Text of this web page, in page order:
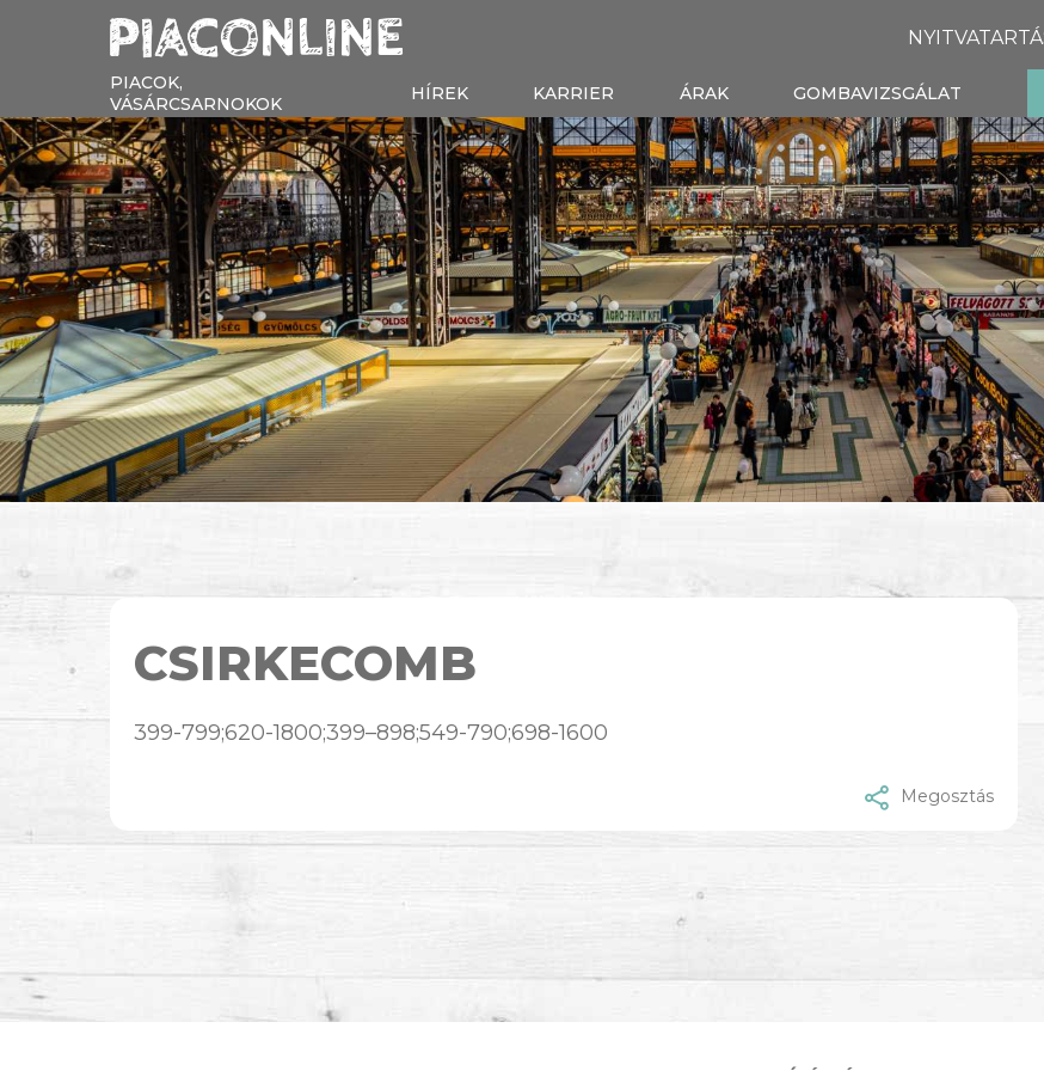
PIACOK,
VÁSÁRCSARNOKOK
HÍREK KARRIER ÁRAK GOMBAVIZSGÁLAT
CSIRKECOMB
399-799;620-1800;399–898;549-790;698-1600
Megosztás